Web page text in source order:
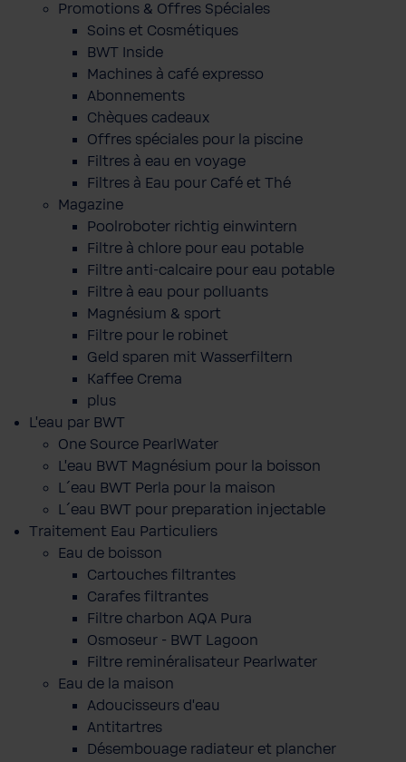
Promotions & Offres Spéciales
Soins et Cosmétiques
BWT Inside
Machines à café expresso
Abonnements
Chèques cadeaux
Offres spéciales pour la piscine
Filtres à eau en voyage
Filtres à Eau pour Café et Thé
Magazine
Poolroboter richtig einwintern
Filtre à chlore pour eau potable
Filtre anti-calcaire pour eau potable
Filtre à eau pour polluants
Magnésium & sport
Filtre pour le robinet
Geld sparen mit Wasserfiltern
Kaffee Crema
plus
L'eau par BWT
One Source PearlWater
L’eau BWT Magnésium pour la boisson
L´eau BWT Perla pour la maison
L´eau BWT pour preparation injectable
Traitement Eau Particuliers
Eau de boisson
Cartouches filtrantes
Carafes filtrantes
Filtre charbon AQA Pura
Osmoseur - BWT Lagoon
Filtre reminéralisateur Pearlwater
Eau de la maison
Adoucisseurs d'eau
Antitartres
Désembouage radiateur et plancher